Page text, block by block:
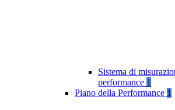
Sistema di
performance 1
Piano della Performance 1